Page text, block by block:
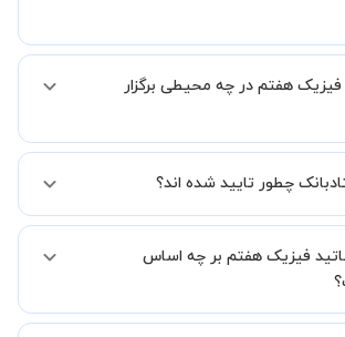
این امکان وجود دارد. در این حالت، به ازای هر
به طور کلی در منزل شاگرد برگزار میشود. در
مانند کتابخانه با استاد خود هماهنگی لازم را
هفتم در چه محیطی برگزار
چطور تایید شده اند؟
تدریس، استاد مجوز فعالیت در استادبانک را
میکند.
فیزیک هفتم بر چه اساس